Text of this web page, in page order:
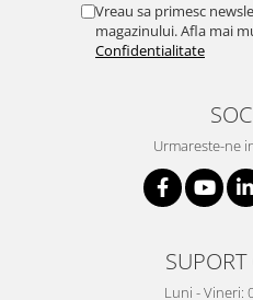
Tehnica si mobilier pentru birou
Laminatoare
Ghilotine și Trimmere
Calculatoare de birou
Cosuri de gunoi pentru birou
Scaune, birouri si produse
Vreau sa primesc
magazinului. Afla mai
Confidentialitate
Urmareste-ne
SUPORT
Luni - Vineri: